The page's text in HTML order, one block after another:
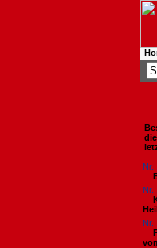
Nr.
Nr.
Nr.